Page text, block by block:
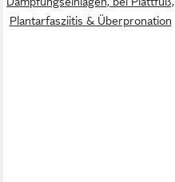
Plantarfasziitis & Überpronation